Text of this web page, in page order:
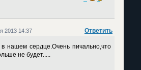
Ответить
2013 14:37
нашем сердце.Очень пичально,что
не будет.....